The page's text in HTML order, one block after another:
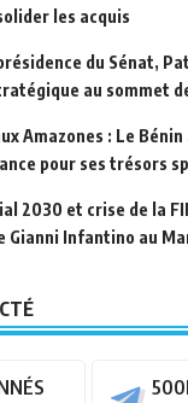
les acquis
du Sénat,
au sommet
Amazones : Le
pour ses trésors
2030 et crise de la
Gianni Infantino au
500